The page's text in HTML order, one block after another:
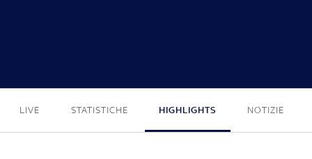
LIVE STATISTICHE HIGHLIGHTS NOTIZIE